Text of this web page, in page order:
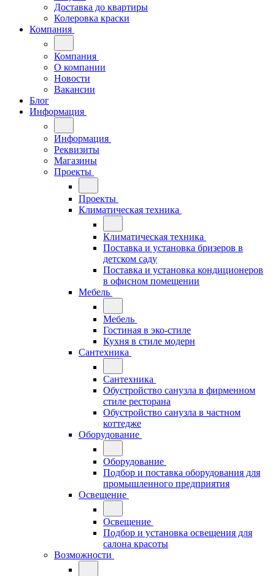
Доставка до квартиры
Колеровка краски
Компания
Компания
О компании
Новости
Вакансии
Блог
Информация
Информация
Реквизиты
Магазины
Проекты
Проекты
Климатическая техника
Климатическая техника
Поставка и установка бризеров в
детском саду
Поставка и установка кондиционеров
в офисном помещении
Мебель
Мебель
Гостиная в эко-стиле
Кухня в стиле модерн
Сантехника
Сантехника
Обустройство санузла в фирменном
стиле ресторана
Обустройство санузла в частном
коттедже
Оборудование
Оборудование
Подбор и поставка оборудования для
промышленного предприятия
Освещение
Освещение
Подбор и установка освещения для
салона красоты
Возможности